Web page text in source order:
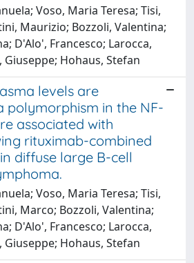
Voso, Maria Teresa; Tisi,
Maurizio; Bozzoli, Valentina;
D'Alo', Francesco; Larocca,
Giuseppe; Hohaus, Stefan
levels are
polymorphism in the NF-
associated with
rituximab-combined
diffuse large B-cell
Voso, Maria Teresa; Tisi,
Marco; Bozzoli, Valentina;
D'Alo', Francesco; Larocca,
Giuseppe; Hohaus, Stefan